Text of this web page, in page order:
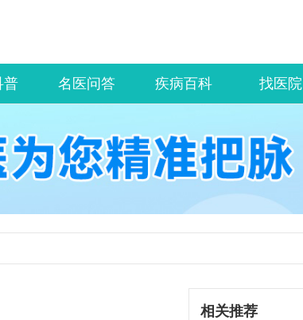
普 名医问答 疾病百科 找医院
相关推荐